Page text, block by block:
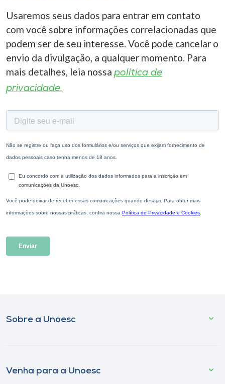
Usaremos seus dados para entrar em contato
com você sobre informações correlacionadas que
podem ser de seu interesse. Você pode cancelar o
envio da divulgação, a qualquer momento. Para
mais detalhes, leia nossa política de
privacidade.
Sobre a Unoesc
Venha para a Unoesc